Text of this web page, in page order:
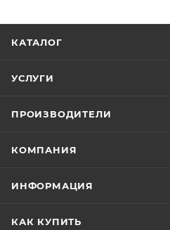
КАТАЛОГ
УСЛУГИ
ПРОИЗВОДИТЕЛИ
КОМПАНИЯ
ИНФОРМАЦИЯ
КАК КУПИТЬ